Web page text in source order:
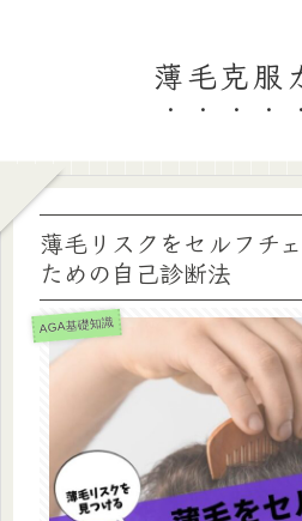
薄毛克服
薄毛リスクをセルフチ
ための自己診断法
AGA基礎知識